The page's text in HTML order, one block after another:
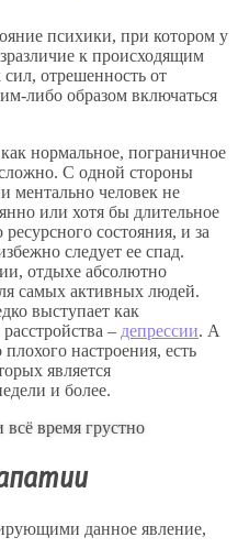
психики, при котором у
к происходящим
отрешенность от
либо образом включаться
нормальное, пограничное
сложно. С одной стороны
ментально человек не
или хотя бы длительное
состояния, и за
следует ее спад.
отдыхе абсолютно
самых активных людей.
выступает как
– депрессии. А
настроения, есть
является
и более.
данное явление,